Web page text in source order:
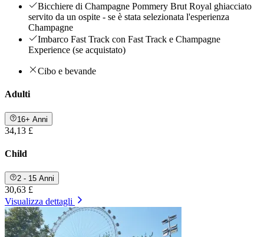
Bicchiere di Champagne Pommery Brut Royal ghiacciato
servito da un ospite - se è stata selezionata l'esperienza
Champagne
Imbarco Fast Track con Fast Track e Champagne
Experience (se acquistato)
Cibo e bevande
Adulti
16+ Anni
34,13 £
Child
2 - 15 Anni
30,63 £
Visualizza dettagli